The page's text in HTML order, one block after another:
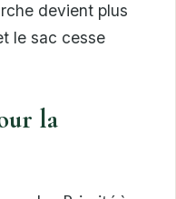
devient plus
le sac cesse
la